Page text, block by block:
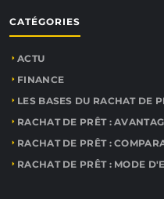
CATÉGORIES
ACTU
FINANCE
LES BASES DU RACHAT DE
RACHAT DE PRÊT :
RACHAT DE PRÊT :
RACHAT DE PRÊT : MODE